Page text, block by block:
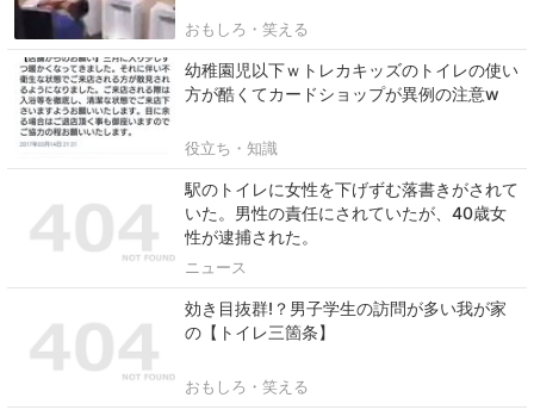
おもしろ・笑える
幼稚園児以下ｗトレカキッズのトイレの使い
方が酷くてカードショップが異例の注意w
役立ち・知識
駅のトイレに女性を下げずむ落書きがされて
いた。男性の責任にされていたが、40歳女
性が逮捕された。
ニュース
効き目抜群!？男子学生の訪問が多い我が家
の【トイレ三箇条】
おもしろ・笑える